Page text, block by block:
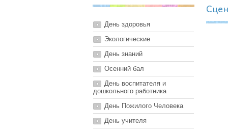
День здоровья
Экологические
День знаний
Осенний бал
День воспитателя и
дошкольного работника
День Пожилого Человека
День учителя